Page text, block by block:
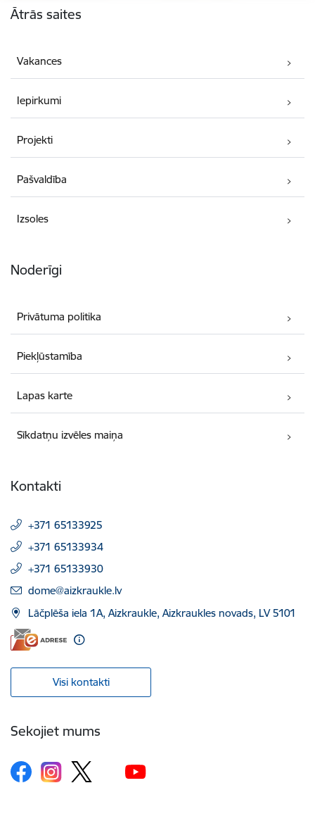
Ātrās saites
Vakances
Iepirkumi
Projekti
Pašvaldība
Izsoles
Noderīgi
Privātuma politika
Piekļūstamība
Lapas karte
Sīkdatņu izvēles maiņa
Kontakti
+371 65133925
+371 65133934
+371 65133930
E-pasts:
dome@aizkraukle.lv
Lāčplēša iela 1A, Aizkraukle, Aizkraukles novads, LV 5101
Visi kontakti
Sekojiet mums